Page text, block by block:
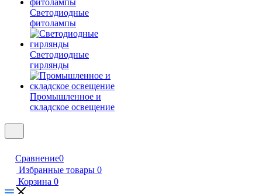
Светодиодные
фитолампы
Светодиодные
гирлянды
Промышленное и
складское освещение
Сравнение0
Избранные товары 0
Корзина 0